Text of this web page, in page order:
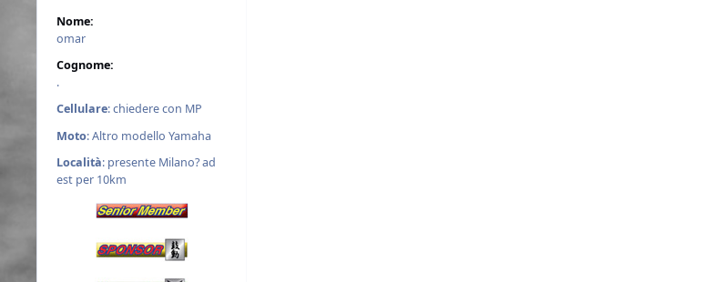
Nome:
omar
Cognome:
.
Cellulare: chiedere con MP
Moto: Altro modello Yamaha
Località: presente Milano? ad
est per 10km